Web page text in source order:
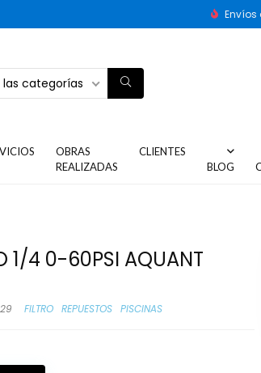
las categorías
OBRAS
REALIZADAS
CLIENTES
BLOG
1/4 0-60PSI AQUANT
29 FILTRO REPUESTOS PISCINAS